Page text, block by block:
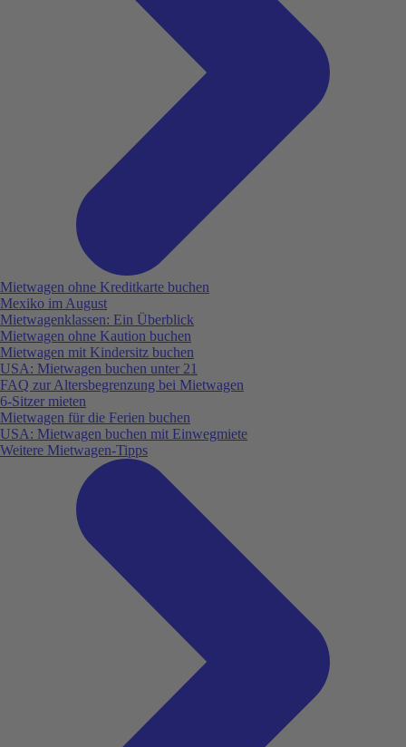
Mietwagen ohne Kreditkarte buchen
Mexiko im August
Mietwagenklassen: Ein Überblick
Mietwagen ohne Kaution buchen
Mietwagen mit Kindersitz buchen
USA: Mietwagen buchen unter 21
FAQ zur Altersbegrenzung bei Mietwagen
6-Sitzer mieten
Mietwagen für die Ferien buchen
USA: Mietwagen buchen mit Einwegmiete
Weitere Mietwagen-Tipps